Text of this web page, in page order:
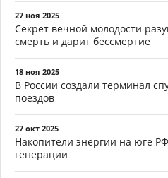
27 ноя 2025
Секрет вечной молодости
смерть и дарит бессмертие
18 ноя 2025
В России создали терминал
поездов
27 окт 2025
Накопители энергии на юге
генерации